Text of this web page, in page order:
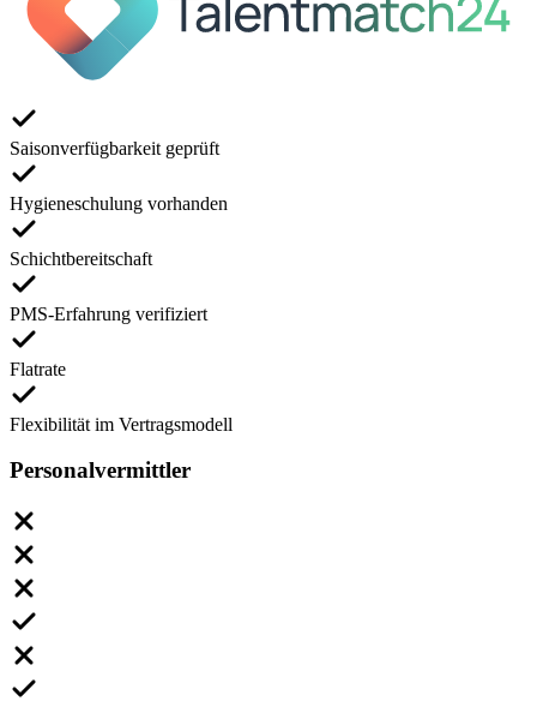
Saisonverfügbarkeit geprüft
Hygieneschulung vorhanden
Schichtbereitschaft
PMS-Erfahrung verifiziert
Flatrate
Flexibilität im Vertragsmodell
Personalvermittler